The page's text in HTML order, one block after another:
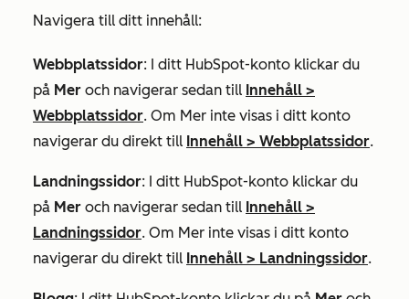
Navigera till ditt innehåll:
Webbplatssidor: I ditt HubSpot-konto klickar du
på Mer och navigerar sedan till Innehåll >
Webbplatssidor. Om Mer inte visas i ditt konto
navigerar du direkt till Innehåll > Webbplatssidor.
Landningssidor: I ditt HubSpot-konto klickar du
på Mer och navigerar sedan till Innehåll >
Landningssidor. Om Mer inte visas i ditt konto
navigerar du direkt till Innehåll > Landningssidor.